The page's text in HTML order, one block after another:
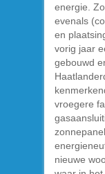
energie.
evenals
en
vorig jaar
gebouwd
vroegere
nieuwe